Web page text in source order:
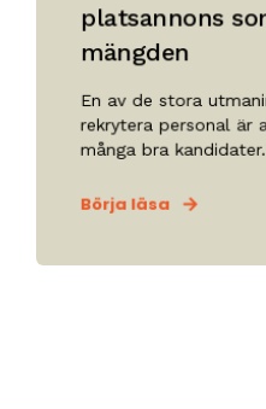
platsannons
mängden
En av de stora
rekrytera personal är
många bra
Börja läsa